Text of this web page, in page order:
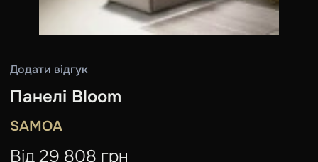
Додати відгук
Панелі Bloom
SAMOA
Від 29 808 грн